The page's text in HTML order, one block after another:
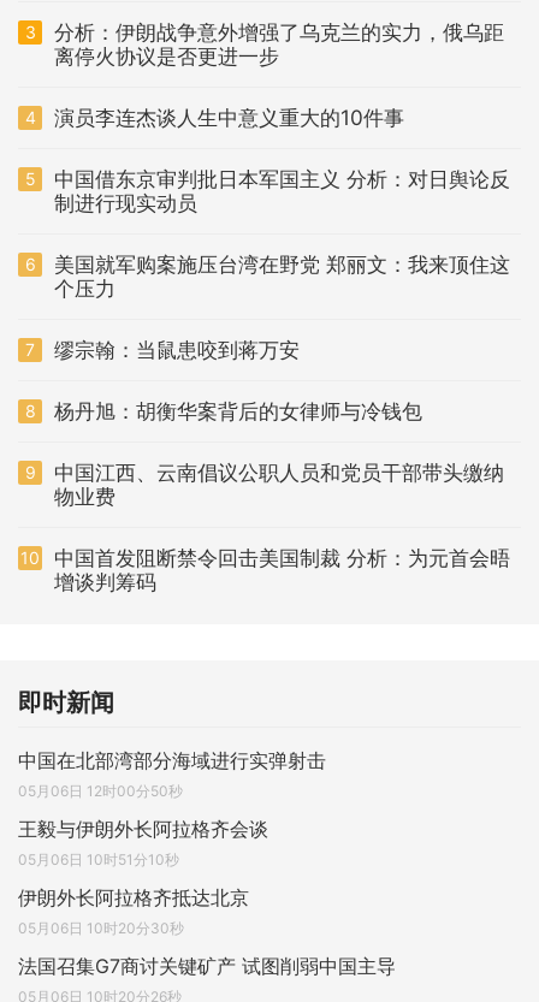
3
分析：伊朗战争意外增强了乌克兰的实力，俄乌距
离停火协议是否更进一步
4 演员李连杰谈人生中意义重大的10件事
5
中国借东京审判批日本军国主义 分析：对日舆论反
制进行现实动员
6
美国就军购案施压台湾在野党 郑丽文：我来顶住这
个压力
7 缪宗翰：当鼠患咬到蒋万安
8 杨丹旭：胡衡华案背后的女律师与冷钱包
9
中国江西、云南倡议公职人员和党员干部带头缴纳
物业费
10
中国首发阻断禁令回击美国制裁 分析：为元首会晤
增谈判筹码
即时新闻
中国在北部湾部分海域进行实弹射击
05月06日 12时00分50秒
王毅与伊朗外长阿拉格齐会谈
05月06日 10时51分10秒
伊朗外长阿拉格齐抵达北京
05月06日 10时20分30秒
法国召集G7商讨关键矿产 试图削弱中国主导
05月06日 10时20分26秒